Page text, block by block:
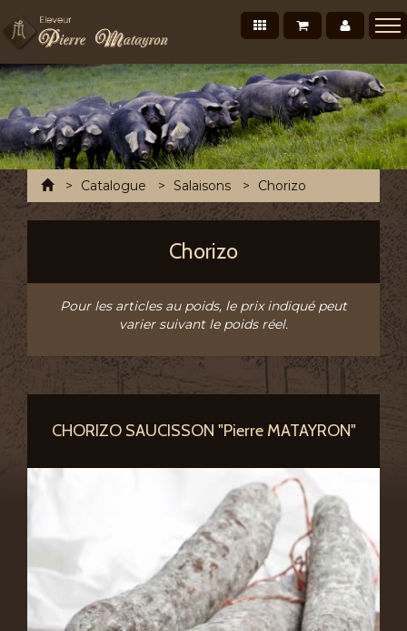
Mon
Mon panier
Nos produits
Présentation
Points de vente Professionnels
Recettes et conseils
Photos/Vidéos
Salons et évènements
Contact
A découvrir
AccueilCatalogue Salaisons Chorizo
Chorizo
Pour les articles au poids, le prix indiqué peut
varier suivant le poids réel.
CHORIZO SAUCISSON "Pierre MATAYRON"